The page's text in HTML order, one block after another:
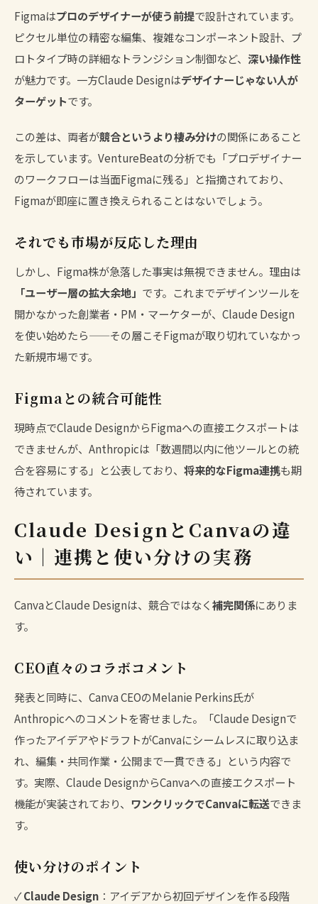
Figmaはプロのデザイナーが使う前提で設計されています。
ピクセル単位の精密な編集、複雑なコンポーネント設計、プ
ロトタイプ時の詳細なトランジション制御など、 深い操作性
が魅力です。一方Claude Designはデザイナーじゃない人が
ターゲットです。
この差は、両者が競合というより棲み分けの関係にあること
を示しています。VentureBeatの分析でも「プロデザイナー
のワークフローは当面Figmaに残る」と指摘されており、
Figmaが即座に置き換えられることはないでしょう。
それでも市場が反応した理由
しかし、Figma株が急落した事実は無視できません。理由は
「ユーザー層の拡大余地」 です。これまでデザインツールを
開かなかった創業者・PM・マーケターが、Claude Design
を使い始めたら——その層こそFigmaが取り切れていなかっ
た新規市場です。
Figmaとの統合可能性
現時点でClaude DesignからFigmaへの直接エクスポートは
できませんが、Anthropicは「数週間以内に他ツールとの統
合を容易にする」と公表しており、 将来的なFigma連携も期
待されています。
Claude DesignとCanvaの違
い｜連携と使い分けの実務
CanvaとClaude Designは、競合ではなく補完関係にありま
す。
CEO直々のコラボコメント
発表と同時に、Canva CEOのMelanie Perkins氏が
Anthropicへのコメントを寄せました。「Claude Designで
作ったアイデアやドラフトがCanvaにシームレスに取り込ま
れ、編集・共同作業・公開まで一貫できる」という内容で
す。実際、Claude DesignからCanvaへの直接エクスポート
機能が実装されており、 ワンクリックでCanvaに転送できま
す。
使い分けのポイント
✓Claude Design ：アイデアから初回デザインを作る段階